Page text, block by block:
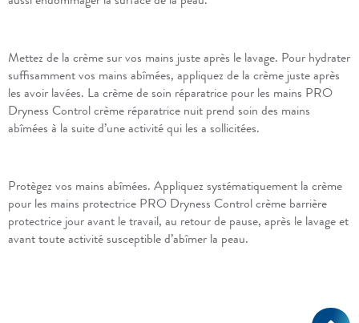
Mettez de la crème sur vos mains juste après le lavage. Pour hydrater
suffisamment vos mains abîmées, appliquez de la crème juste après
les avoir lavées. La crème de soin réparatrice pour les mains PRO
Dryness Control crème réparatrice nuit prend soin des mains
abîmées à la suite d’une activité qui les a sollicitées.
Protègez vos mains abîmées​. Appliquez systématiquement la crème
pour les mains protectrice PRO Dryness Control crème barrière
protectrice jour avant le travail, au retour de pause, après le lavage et
avant toute activité susceptible d’abîmer la peau.